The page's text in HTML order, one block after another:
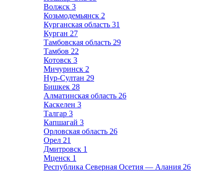
Волжск 3
Козьмодемьянск 2
Курганская область 31
Курган 27
Тамбовская область 29
Тамбов 22
Котовск 3
Мичуринск 2
Нур-Султан 29
Бишкек 28
Алматинская область 26
Каскелен 3
Талгар 3
Капшагай 3
Орловская область 26
Орел 21
Дмитровск 1
Мценск 1
Республика Северная Осетия — Алания 26